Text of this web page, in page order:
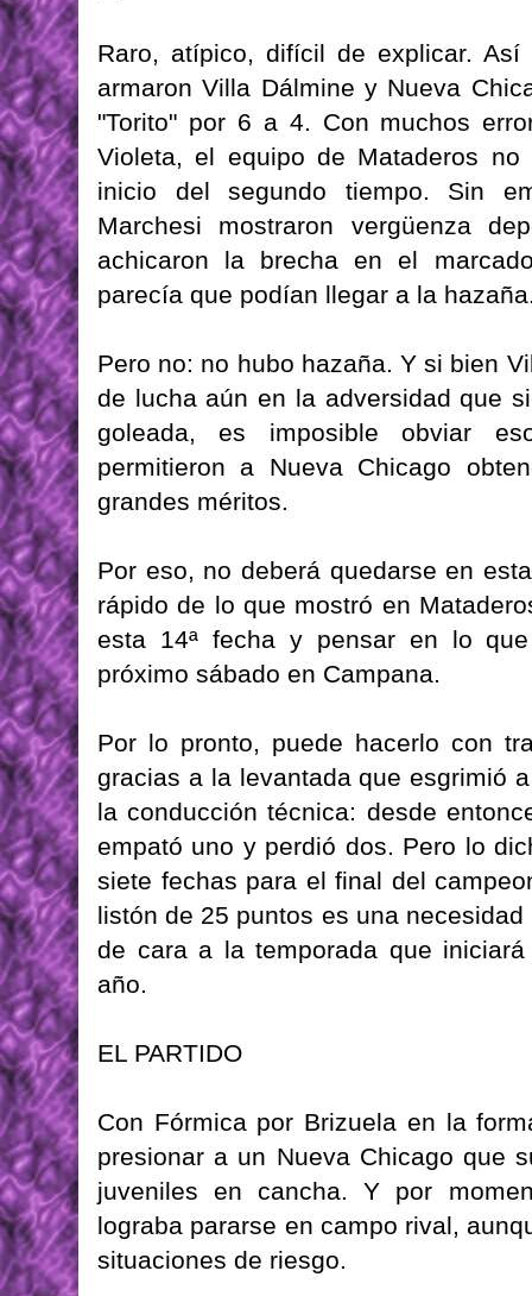
Raro, atípico, difícil de explicar.
armaron Villa Dálmine y Nueva
"Torito" por 6 a 4. Con muchos
Violeta, el equipo de Mataderos
inicio del segundo tiempo. Sin
Marchesi mostraron vergüenza
achicaron la brecha en el
parecía que podían llegar a la
Pero no: no hubo hazaña. Y si bien
de lucha aún en la adversidad que
goleada, es imposible obviar
permitieron a Nueva Chicago
grandes méritos.
Por eso, no deberá quedarse en
rápido de lo que mostró en
esta 14ª fecha y pensar en lo
próximo sábado en Campana.
Por lo pronto, puede hacerlo con
gracias a la levantada que esgrimió
la conducción técnica: desde
empató uno y perdió dos. Pero lo
siete fechas para el final del
listón de 25 puntos es una
de cara a la temporada que
año.
EL PARTIDO
Con Fórmica por Brizuela en la
presionar a un Nueva Chicago que
juveniles en cancha. Y por
lograba pararse en campo rival,
situaciones de riesgo.